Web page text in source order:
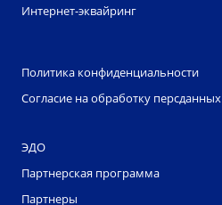
Интернет-эквайринг
Политика конфиденциальности
Согласие на обработку персданных
ЭДО
Партнерская программа
Партнеры